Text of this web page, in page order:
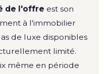
de l'offre est son
à l'immobilier
de luxe disponibles
limité.
même en période